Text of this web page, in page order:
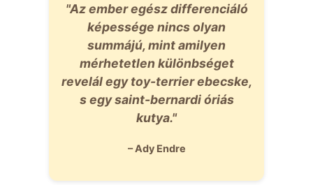
"Az ember egész differenciáló
képessége nincs olyan
summájú, mint amilyen
mérhetetlen különbséget
revelál egy toy-terrier ebecske,
s egy saint-bernardi óriás
kutya."
– Ady Endre